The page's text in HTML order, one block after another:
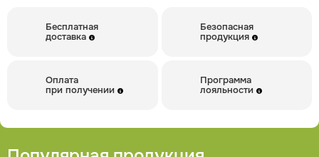
Бесплатная
доставка
Безопасная
продукция
Оплата
при получении
Программа
лояльности